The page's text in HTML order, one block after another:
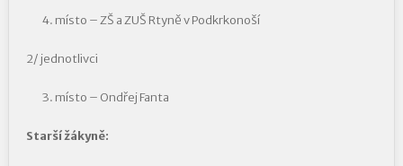
místo – ZŠ a ZUŠ Rtyně v Podkrkonoší
2/ jednotlivci
místo – Ondřej Fanta
Starší žákyně: